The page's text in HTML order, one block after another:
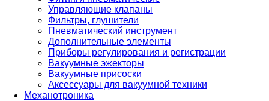
Управляющие клапаны
Фильтры, глушители
Пневматический инструмент
Дополнительные элементы
Приборы регулирования и регистрации
Вакуумные эжекторы
Вакуумные присоски
Аксессуары для вакуумной техники
Механотроника